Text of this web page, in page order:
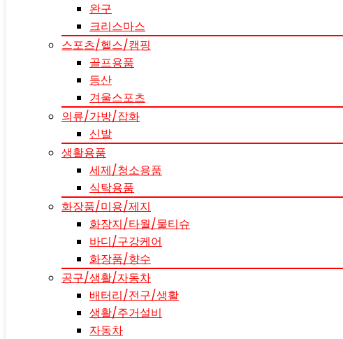
완구
크리스마스
스포츠/헬스/캠핑
골프용품
등산
겨울스포츠
의류/가방/잡화
신발
생활용품
세제/청소용품
식탁용품
화장품/미용/제지
화장지/타월/물티슈
바디/구강케어
화장품/향수
공구/생활/자동차
배터리/전구/생활
생활/주거설비
자동차